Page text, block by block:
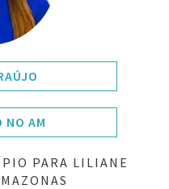
NO AM
PARA LILIANE